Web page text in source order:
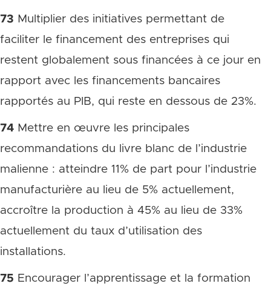
73 Multiplier des initiatives permettant de
faciliter le financement des entreprises qui
restent globalement sous financées à ce jour en
rapport avec les financements bancaires
rapportés au PIB, qui reste en dessous de 23%.
74 Mettre en œuvre les principales
recommandations du livre blanc de l’industrie
malienne : atteindre 11% de part pour l’industrie
manufacturière au lieu de 5% actuellement,
accroître la production à 45% au lieu de 33%
actuellement du taux d’utilisation des
installations.
75 Encourager l’apprentissage et la formation